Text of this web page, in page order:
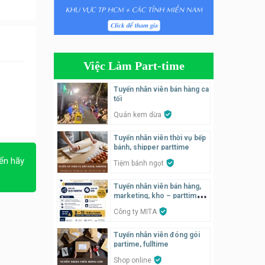
hãy
Tuyển nhân viên bán hàng
parttime
tiệm trà sữa
TRÀ SỮA THÁI LAN
hàng tiệm bánh ngọt
Tuyển nhân viên pha chế,
phục vụ bàn
SNACK BAR NHẬT
Tuyển quản lý, kế toán ca,
bếp, bếp chính lương cao
Nhà hàng Phố Men Chill
Việc Làm Part-time
Tuyển nhân viên bán hàng ca
tối
Quán kem dừa
Tuyển nhân viên thời vụ bếp
bánh, shipper parttime
Tiệm bánh ngọt
Tuyển nhân viên bán hàng,
marketing, kho – parttime,
Công ty MITA
Tuyển nhân viên đóng gói
partime, fulltime
Shop online